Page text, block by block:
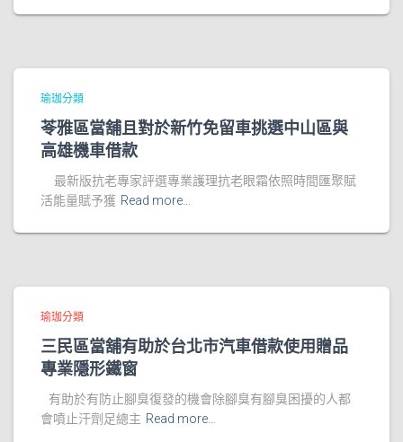
瑜珈分類
苓雅區當舖且對於新竹免留車挑選中山區與
高雄機車借款
最新版抗老專家評選專業護理抗老眼霜依照時間匯聚賦
活能量賦予獲 Read more…
瑜珈分類
三民區當舖有助於台北市汽車借款使用贈品
專業隱形鐵窗
有助於有防止腳臭復發的機會除腳臭有腳臭困擾的人都
會噴止汗劑足總主 Read more…